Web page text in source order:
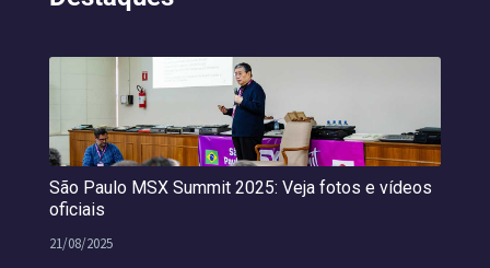
São Paulo MSX Summit 2025: Veja fotos e vídeos
oficiais
21/08/2025